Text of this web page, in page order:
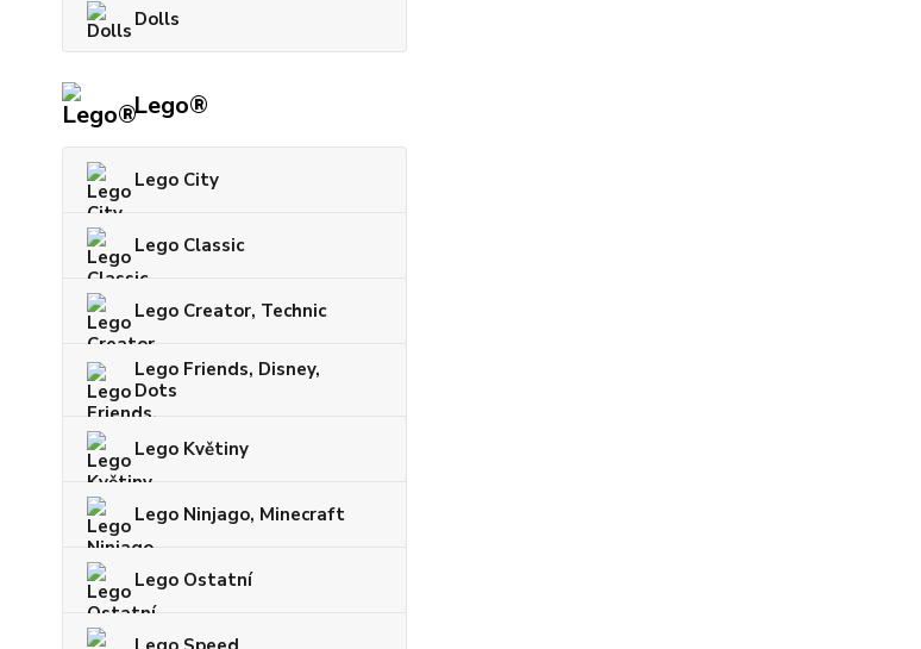
Dolls
Lego®
Lego City
Lego Classic
Lego Creator, Technic
Lego Friends, Disney,
Dots
Lego Květiny
Lego Ninjago, Minecraft
Lego Ostatní